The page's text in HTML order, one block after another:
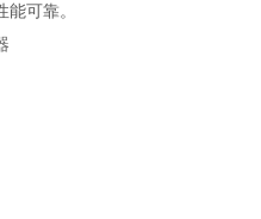
可靠。